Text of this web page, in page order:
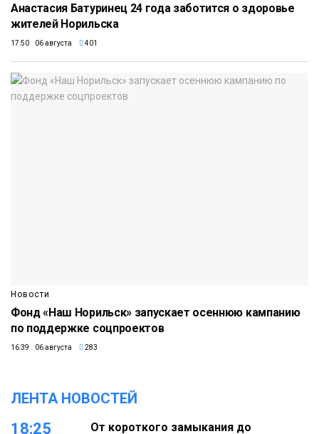
Анастасия Батуринец 24 года заботится о здоровье
жителей Норильска
17:50 06 августа 401
Новости
Фонд «Наш Норильск» запускает осеннюю кампанию
по поддержке соцпроектов
16:39 06 августа 283
ЛЕНТА НОВОСТЕЙ
18:25 От короткого замыкания до